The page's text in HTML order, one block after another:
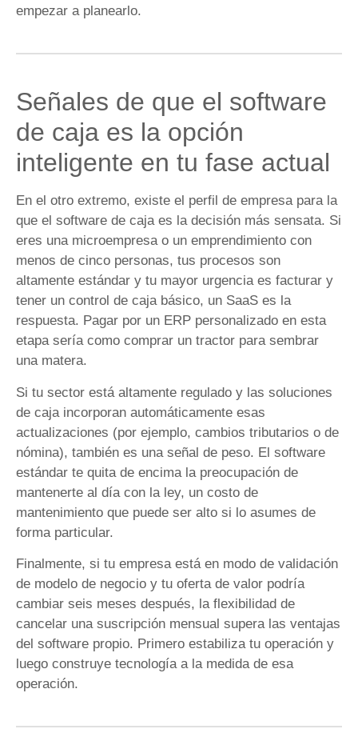
empezar a planearlo.
Señales de que el software
de caja es la opción
inteligente en tu fase actual
En el otro extremo, existe el perfil de empresa para la
que el software de caja es la decisión más sensata. Si
eres una microempresa o un emprendimiento con
menos de cinco personas, tus procesos son
altamente estándar y tu mayor urgencia es facturar y
tener un control de caja básico, un SaaS es la
respuesta. Pagar por un ERP personalizado en esta
etapa sería como comprar un tractor para sembrar
una matera.
Si tu sector está altamente regulado y las soluciones
de caja incorporan automáticamente esas
actualizaciones (por ejemplo, cambios tributarios o de
nómina), también es una señal de peso. El software
estándar te quita de encima la preocupación de
mantenerte al día con la ley, un costo de
mantenimiento que puede ser alto si lo asumes de
forma particular.
Finalmente, si tu empresa está en modo de validación
de modelo de negocio y tu oferta de valor podría
cambiar seis meses después, la flexibilidad de
cancelar una suscripción mensual supera las ventajas
del software propio. Primero estabiliza tu operación y
luego construye tecnología a la medida de esa
operación.